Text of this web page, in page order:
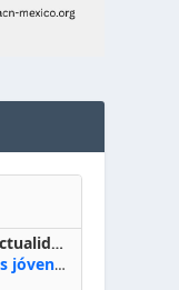
El Observador de la Actualidad
El agradecimiento de los jóvenes al Papa: «Hoy nos sentimos Iglesia»